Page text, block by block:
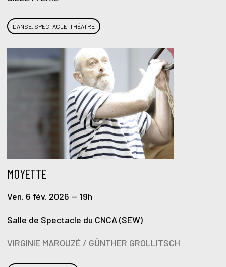
DANSE, SPECTACLE, THÉATRE
MOYETTE
Ven. 6 fév. 2026 — 19h
Salle de Spectacle du CNCA (SEW)
VIRGINIE MAROUZÉ / GÜNTHER GROLLITSCH